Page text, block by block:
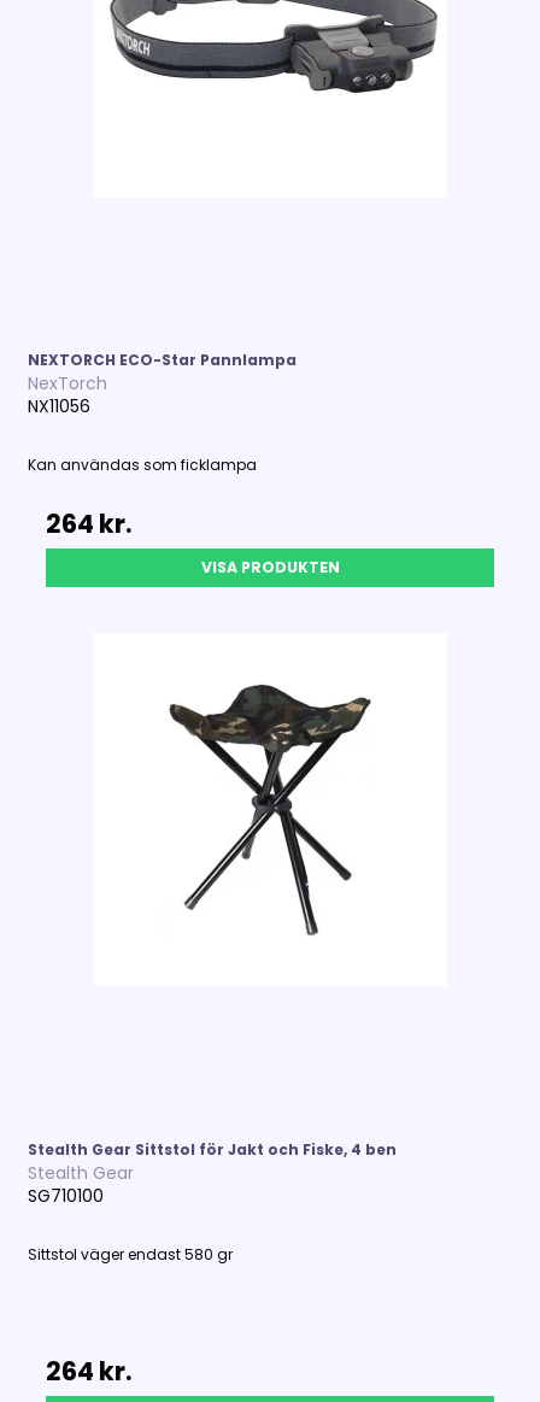
NEXTORCH ECO-Star Pannlampa
NexTorch
NX11056
Kan användas som ficklampa
264 kr.
VISA PRODUKTEN
Stealth Gear Sittstol för Jakt och Fiske, 4 ben
Stealth Gear
SG710100
Sittstol väger endast 580 gr
264 kr.